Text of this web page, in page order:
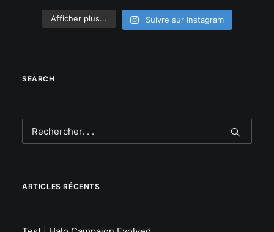
Afficher plus... Suivre sur Instagram
SEARCH
ARTICLES RÉCENTS